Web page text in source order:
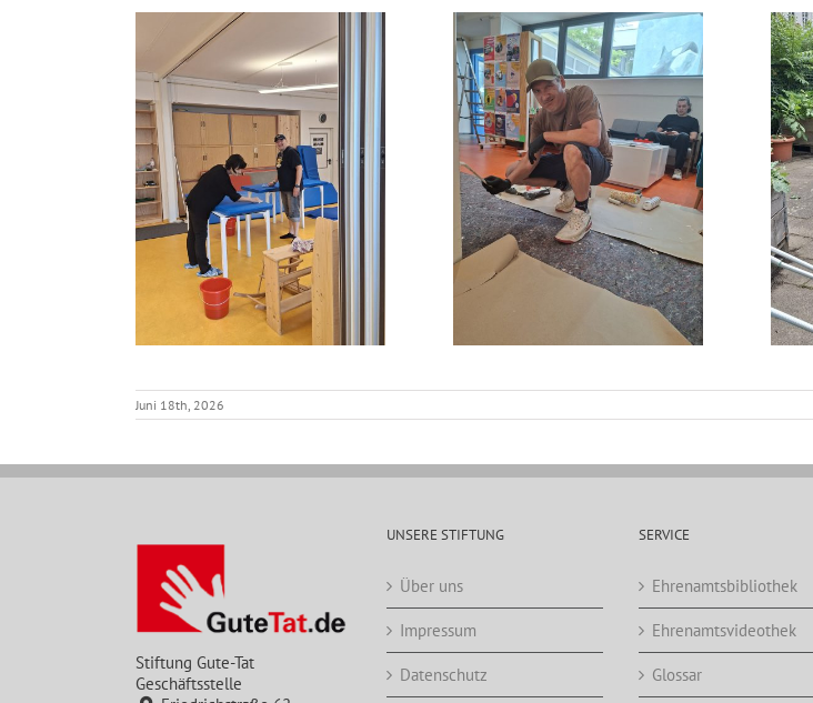
Juni 18th, 2026
Stiftung Gute-Tat
Geschäftsstelle
UNSERE STIFTUNG
Über uns
Impressum
Datenschutz
SERVICE
Ehrenamtsbibliothek
Ehrenamtsvideothek
Glossar